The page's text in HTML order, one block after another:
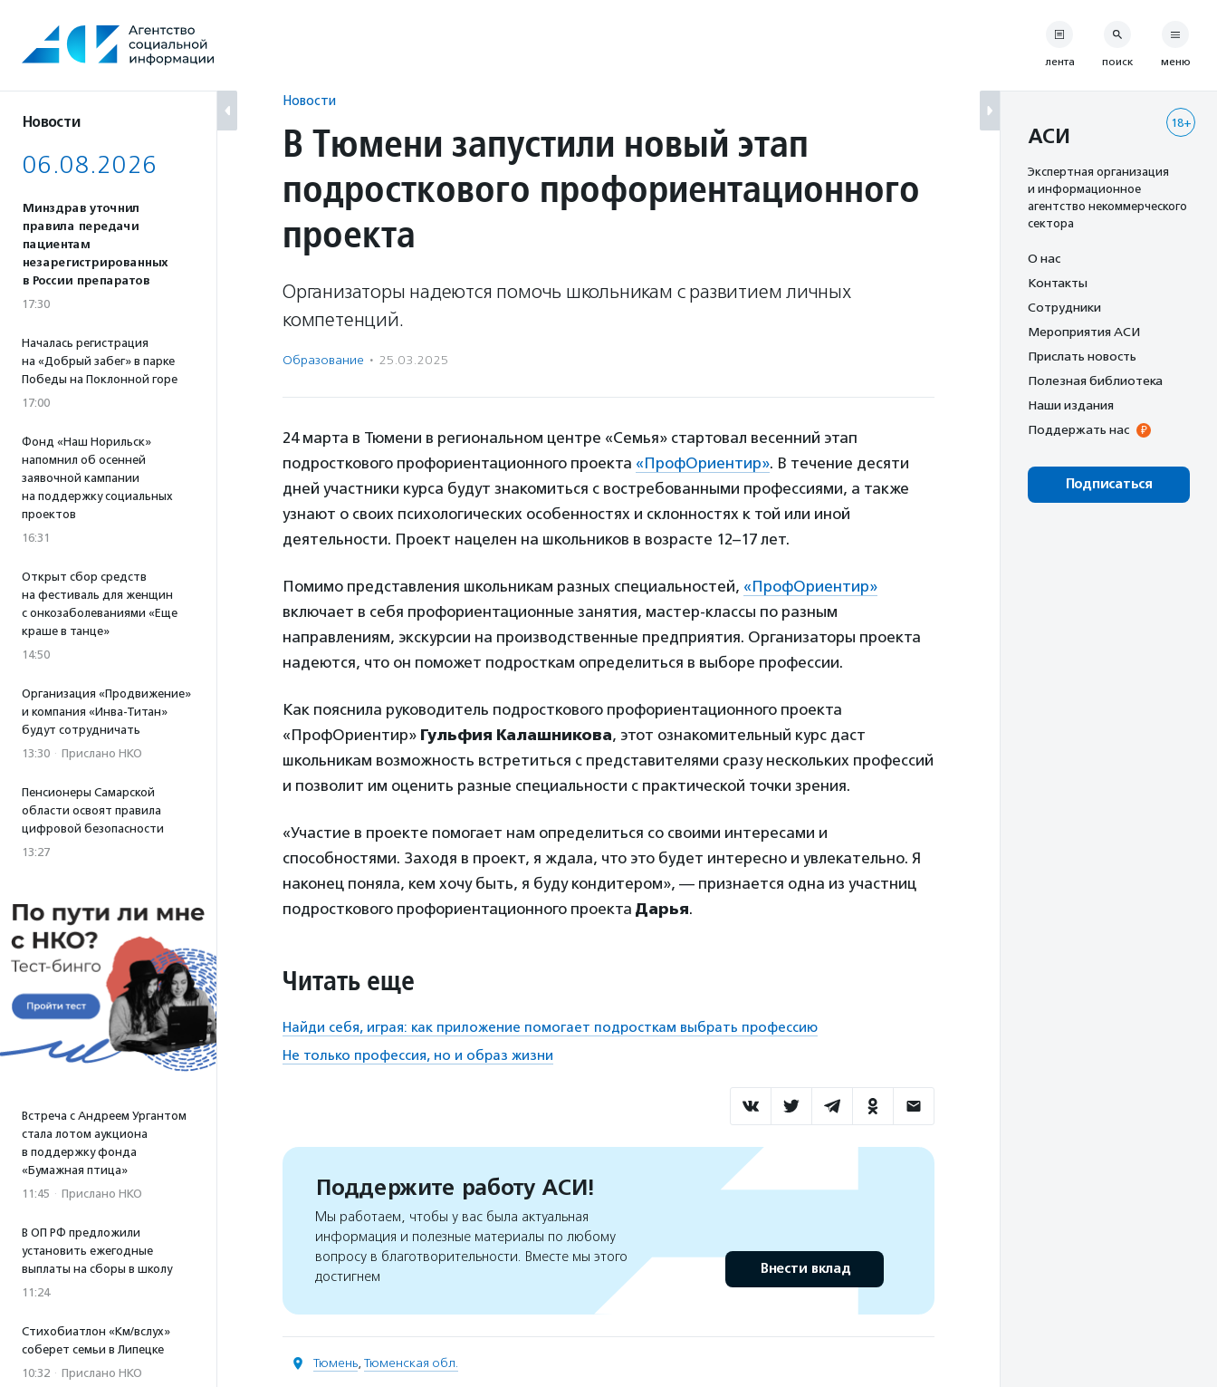
содержанию
Новости
06.08.2026
Минздрав уточнил
правила передачи
пациентам
незарегистрированных
в России препаратов
17:30
Началась регистрация
на «Добрый забег» в парке
Победы на Поклонной горе
17:00
Фонд «Наш Норильск»
напомнил об осенней
заявочной кампании
на поддержку социальных
проектов
16:31
Открыт сбор средств
на фестиваль для женщин
с онкозаболеваниями «Еще
краше в танце»
14:50
Организация «Продвижение»
и компания «Инва-Титан»
будут сотрудничать
13:30 · Прислано НКО
Пенсионеры Самарской
области освоят правила
цифровой безопасности
13:27
Встреча с Андреем Ургантом
стала лотом аукциона
в поддержку фонда
«Бумажная птица»
11:45 · Прислано НКО
В ОП РФ предложили
установить ежегодные
выплаты на сборы в школу
11:24
Стихобиатлон «Км/вслух»
соберет семьи в Липецке
10:32 · Прислано НКО
Новости
В Тюмени запустили новый этап
подросткового профориентационного
проекта
Организаторы надеются помочь школьникам с развитием личных
компетенций.
Образование · 25.03.2025
24 марта в Тюмени в региональном центре «Семья» стартовал весенний этап
подросткового профориентационного проекта «ПрофОриентир». В течение десяти
дней участники курса будут знакомиться с востребованными профессиями, а также
узнают о своих психологических особенностях и склонностях к той или иной
деятельности. Проект нацелен на школьников в возрасте 12–17 лет.
Помимо представления школьникам разных специальностей, «ПрофОриентир»
включает в себя профориентационные занятия, мастер-классы по разным
направлениям, экскурсии на производственные предприятия. Организаторы проекта
надеются, что он поможет подросткам определиться в выборе профессии.
Как пояснила руководитель подросткового профориентационного проекта
«ПрофОриентир» Гульфия Калашникова, этот ознакомительный курс даст
школьникам возможность встретиться с представителями сразу нескольких профессий
и позволит им оценить разные специальности с практической точки зрения.
«Участие в проекте помогает нам определиться со своими интересами и
способностями. Заходя в проект, я ждала, что это будет интересно и увлекательно. Я
наконец поняла, кем хочу быть, я буду кондитером», — признается одна из участниц
подросткового профориентационного проекта Дарья.
Читать еще
Найди себя, играя: как приложение помогает подросткам выбрать профессию
Не только профессия, но и образ жизни
Поддержите работу АСИ!
Мы работаем, чтобы у вас была актуальная
информация и полезные материалы по любому
вопросу в благотворительности. Вместе мы этого
достигнем
Внести вклад
Тюмень, Тюменская обл.
лента поиск меню
18+
АСИ
Экспертная организация
и информационное
агентство некоммерческого
сектора
О нас
Контакты
Сотрудники
Мероприятия АСИ
Прислать новость
Полезная библиотека
Наши издания
Поддержать нас
Подписаться